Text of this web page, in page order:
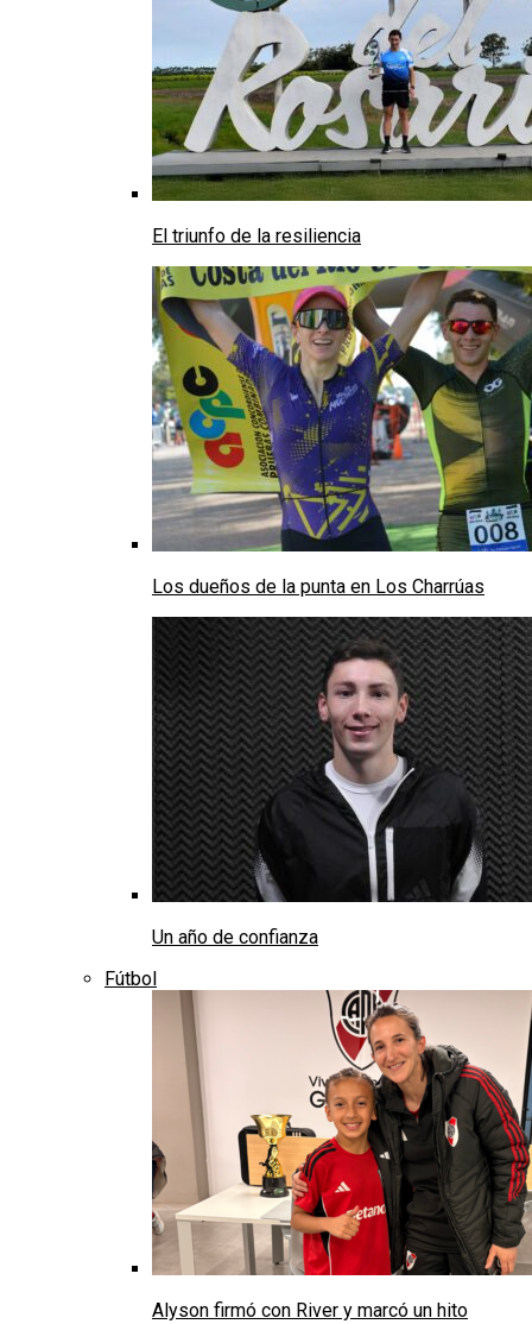
El triunfo de la resiliencia
Los dueños de la punta en Los Charrúas
Un año de confianza
Fútbol
Alyson firmó con River y marcó un hito